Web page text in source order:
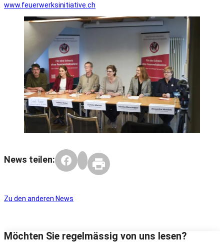
www.feuerwerksinitiative.ch
News teilen:
Zu den anderen News
Möchten Sie regelmässig von uns lesen?